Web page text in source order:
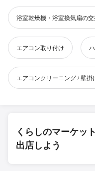
浴室乾燥機・浴室換気扇の
エアコン取り付け
エアコンクリーニング / 壁掛
くらしのマーケッ
出店しよう